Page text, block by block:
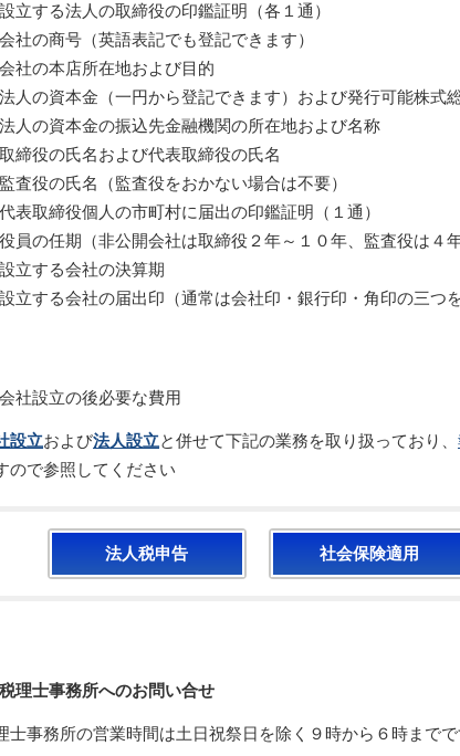
設立する法人の取締役の印鑑証明（各１通）
会社の商号（英語表記でも登記できます）
会社の本店所在地および目的
法人の資本金（一円から登記できます）および発行可能株式
法人の資本金の振込先金融機関の所在地および名称
取締役の氏名および代表取締役の氏名
監査役の氏名（監査役をおかない場合は不要）
代表取締役個人の市町村に届出の印鑑証明（１通）
役員の任期（非公開会社は取締役２年～１０年、監査役は４
設立する会社の決算期
設立する会社の届出印（通常は会社印・銀行印・角印の三つ
会社設立の後必要な費用
設立および法人設立と併せて下記の業務を取り扱っており、
ので参照してください
法人税申告 社会保険適用
税理士事務所へのお問い合せ
士事務所の営業時間は土日祝祭日を除く９時から６時まで